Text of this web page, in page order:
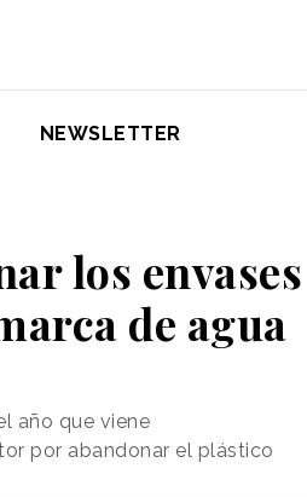
NEWSLETTER
los
de agua
año que viene
por abandonar el plástico